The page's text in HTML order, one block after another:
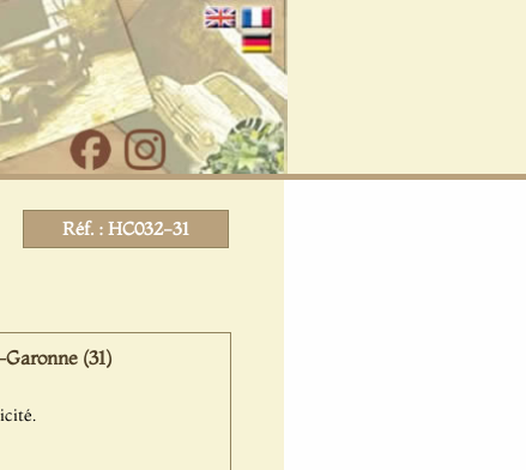
Réf. : HC032-31
(31)